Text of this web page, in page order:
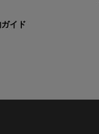
イド